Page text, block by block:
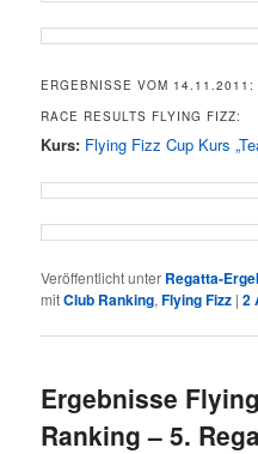
ERGEBNISSE VOM 14.11.2011:
RACE RESULTS FLYING FIZZ:
Kurs: Flying Fizz Cup Kurs
Veröffentlicht unter Regatta-
mitClub Ranking,Flying Fizz |2
Ergebnisse
Ranking – 5.